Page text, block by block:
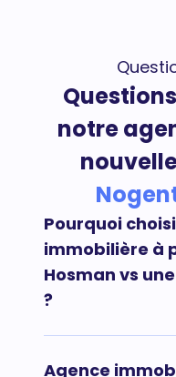
notre
Pourquoi
immobilière à
Hosman vs
?
Afin de maximiser
Agence